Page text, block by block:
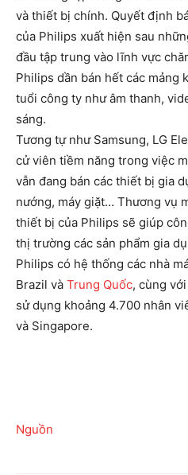
và thiết bị chính. Quyết định
của Philips xuất hiện sau
đầu tập trung vào lĩnh vực
Philips dần bán hết các mảng
tuổi công ty như âm thanh,
sáng.
Tương tự như Samsung, LG
cử viên tiềm năng trong việc
vẫn đang bán các thiết bị gia
nướng, máy giặt… Thương vụ
thiết bị của Philips sẽ giúp
thị trường các sản phẩm gia
Philips có hệ thống các nhà
Brazil và Trung Quốc, cùng
sử dụng khoảng 4.700 nhân
và Singapore.
Nguồn